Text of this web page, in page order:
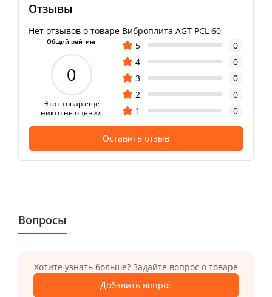
Отзывы
Нет отзывов о товаре Виброплита AGT PCL 60
Общий рейтинг
0
Этот товар еще
никто не оценил
5
0
4
0
3
0
2
0
1
0
Оставить отзыв
Вопросы
Хотите узнать больше? Задайте вопрос о товаре
Добавить вопрос